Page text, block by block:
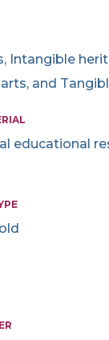
Intangible
and
educational